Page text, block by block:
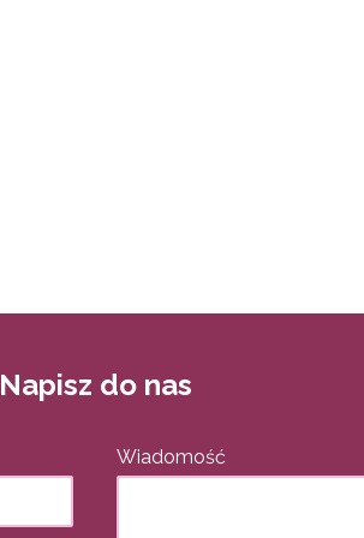
Napisz do nas
Wiadomość